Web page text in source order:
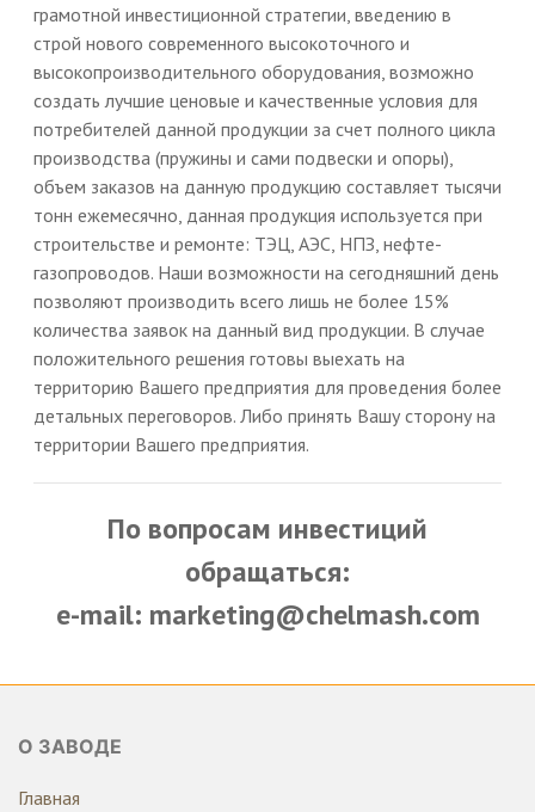
грамотной инвестиционной стратегии, введению в
строй нового современного высокоточного и
высокопроизводительного оборудования, возможно
создать лучшие ценовые и качественные условия для
потребителей данной продукции за счет полного цикла
производства (пружины и сами подвески и опоры),
объем заказов на данную продукцию составляет тысячи
тонн ежемесячно, данная продукция используется при
строительстве и ремонте: ТЭЦ, АЭС, НПЗ, нефте-
газопроводов. Наши возможности на сегодняшний день
позволяют производить всего лишь не более 15%
количества заявок на данный вид продукции. В случае
положительного решения готовы выехать на
территорию Вашего предприятия для проведения более
детальных переговоров. Либо принять Вашу сторону на
территории Вашего предприятия.
По вопросам инвестиций
обращаться:
e-mail: marketing@chelmash.com
О ЗАВОДЕ
Главная